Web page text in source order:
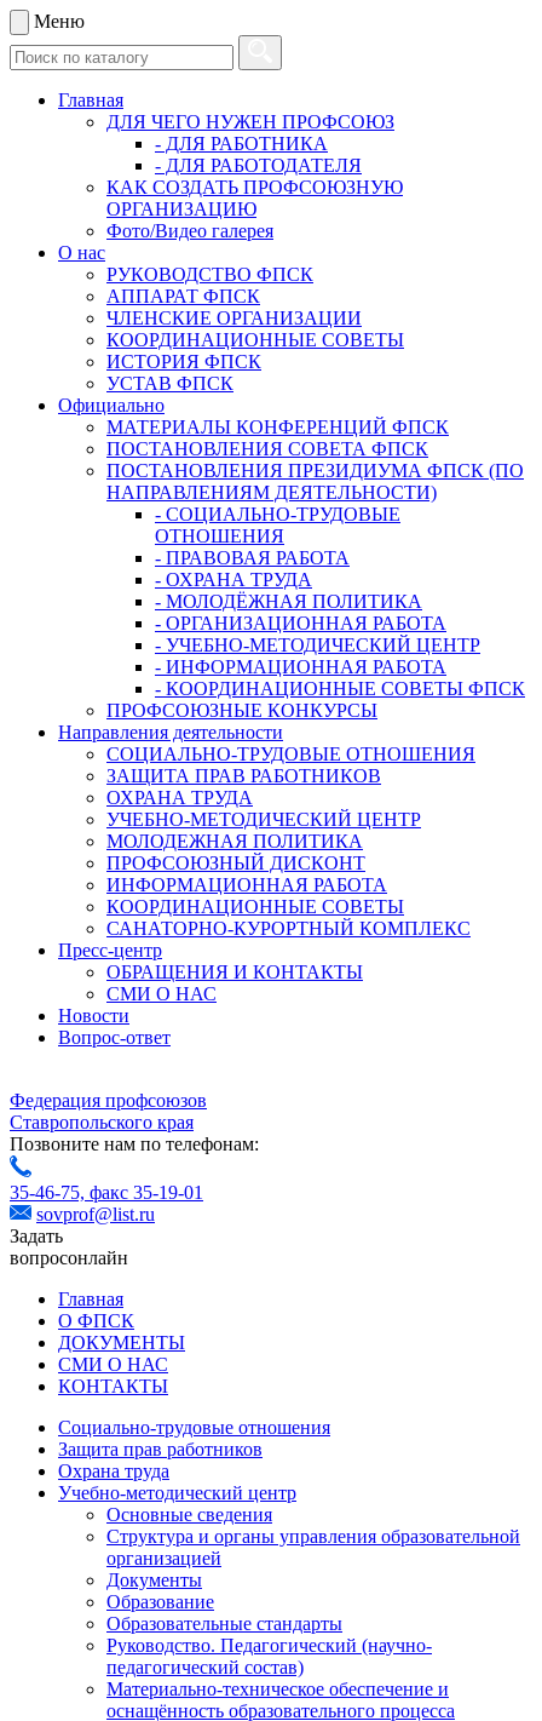
Меню
Главная
ДЛЯ ЧЕГО НУЖЕН ПРОФСОЮЗ
- ДЛЯ РАБОТНИКА
- ДЛЯ РАБОТОДАТЕЛЯ
КАК СОЗДАТЬ ПРОФСОЮЗНУЮ
ОРГАНИЗАЦИЮ
Фото/Видео галерея
О нас
РУКОВОДСТВО ФПСК
АППАРАТ ФПСК
ЧЛЕНСКИЕ ОРГАНИЗАЦИИ
КООРДИНАЦИОННЫЕ СОВЕТЫ
ИСТОРИЯ ФПСК
УСТАВ ФПСК
Официально
МАТЕРИАЛЫ КОНФЕРЕНЦИЙ ФПСК
ПОСТАНОВЛЕНИЯ СОВЕТА ФПСК
ПОСТАНОВЛЕНИЯ ПРЕЗИДИУМА ФПСК (ПО
НАПРАВЛЕНИЯМ ДЕЯТЕЛЬНОСТИ)
- СОЦИАЛЬНО-ТРУДОВЫЕ
ОТНОШЕНИЯ
- ПРАВОВАЯ РАБОТА
- ОХРАНА ТРУДА
- МОЛОДЁЖНАЯ ПОЛИТИКА
- ОРГАНИЗАЦИОННАЯ РАБОТА
- УЧЕБНО-МЕТОДИЧЕСКИЙ ЦЕНТР
- ИНФОРМАЦИОННАЯ РАБОТА
- КООРДИНАЦИОННЫЕ СОВЕТЫ ФПСК
ПРОФСОЮЗНЫЕ КОНКУРСЫ
Направления деятельности
СОЦИАЛЬНО-ТРУДОВЫЕ ОТНОШЕНИЯ
ЗАЩИТА ПРАВ РАБОТНИКОВ
ОХРАНА ТРУДА
УЧЕБНО-МЕТОДИЧЕСКИЙ ЦЕНТР
МОЛОДЕЖНАЯ ПОЛИТИКА
ПРОФСОЮЗНЫЙ ДИСКОНТ
ИНФОРМАЦИОННАЯ РАБОТА
КООРДИНАЦИОННЫЕ СОВЕТЫ
САНАТОРНО-КУРОРТНЫЙ КОМПЛЕКС
Пресс-центр
ОБРАЩЕНИЯ И КОНТАКТЫ
СМИ О НАС
Новости
Вопрос-ответ
Федерация профсоюзов
Ставропольского края
Позвоните нам по телефонам:
35-46-75, факс 35-19-01
sovprof@list.ru
Задать
вопросонлайн
Главная
О ФПСК
ДОКУМЕНТЫ
СМИ О НАС
КОНТАКТЫ
Социально-трудовые отношения
Защита прав работников
Охрана труда
Учебно-методический центр
Основные сведения
Структура и органы управления образовательной
организацией
Документы
Образование
Образовательные стандарты
Руководство. Педагогический (научно-
педагогический состав)
Материально-техническое обеспечение и
оснащённость образовательного процесса